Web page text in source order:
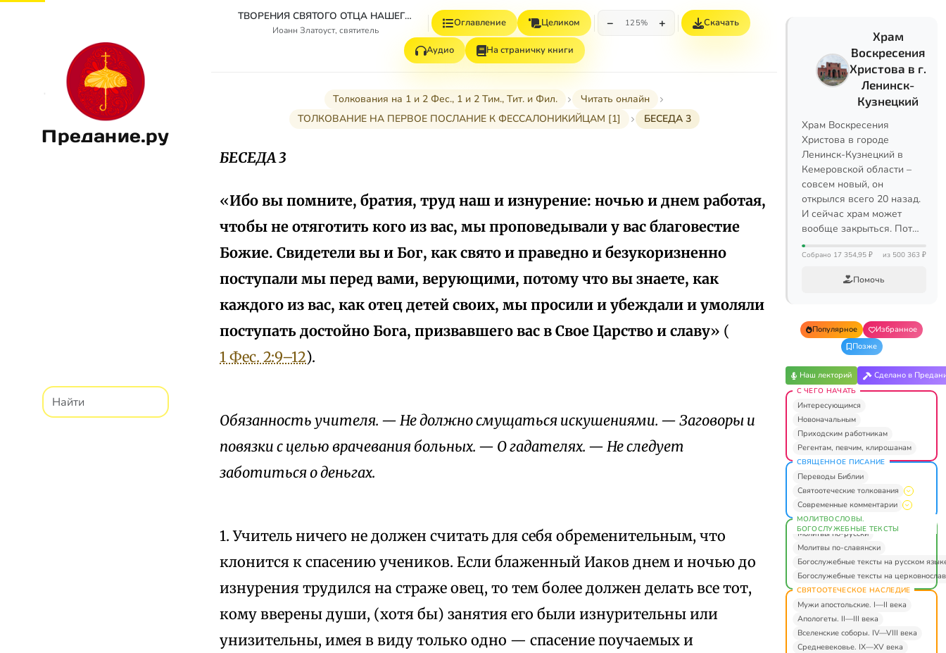
Предание.ру
ТВОРЕНИЯ СВЯТОГО ОТЦА НАШЕГО ИОАННА ЗЛАТОУСТА, АРХИЕПИСКОПА КОНСТАНТИНОПОЛЬСКОГО. ТОМ ОДИННАДЦАТЫЙ. КНИГА ВТОРАЯ. ТОЛКОВАНИЯ НА ПОСЛАНИЯ АПОСТОЛА ПАВЛА. ТВОРЕНИЯ, приписываемые св. Иоанну Златоусту, и в Патрологии Миня отнесенные к разряду Spuria.
Иоанн Златоуст, святитель
Оглавление Целиком − 125% + Скачать
Аудио На страничку книги
Толкования на 1 и 2 Фес., 1 и 2 Тим., Тит. и Фил.
Читать онлайн
ТОЛКОВАНИЕ НА ПЕРВОЕ ПОСЛАНИЕ К ФЕССАЛОНИКИЙЦАМ [1]
БЕСЕДА 3
БЕСЕДА 3
«Ибо вы помните, братия, труд наш и изнурение: ночью и днем работая,
чтобы не отяготить кого из вас, мы проповедывали у вас благовестие
Божие. Свидетели вы и Бог, как свято и праведно и безукоризненно
поступали мы перед вами, верующими, потому что вы знаете, как
каждого из вас, как отец детей своих, мы просили и убеждали и умоляли
поступать достойно Бога, призвавшего вас в Свое Царство и славу» (
1 Фес. 2:9–12).
Обязанность учителя. — Не должно смущаться искушениями. — Заговоры и
повязки с целью врачевания больных. — О гадателях. — Не следует
заботиться о деньгах.
1. Учитель ничего не должен считать для себя обременительным, что
клонится к спасению учеников. Если блаженный Иаков днем и ночью до
изнурения трудился на страже овец, то тем более должен делать все тот,
кому вверены души, (хотя бы) занятия его были изнурительны или
унизительны, имея в виду только одно — спасение поучаемых и
Храм
Воскресения
Христова в г.
Ленинск-
Кузнецкий
Храм Воскресения
Христова в городе
Ленинск-Кузнецкий в
Кемеровской области –
совсем новый, он
открылся всего 20 назад.
И сейчас храм может
вообще закрыться. Пот…
Собрано 17 354,95 ₽ из 500 363 ₽
Помочь
Популярное
Избранное
Позже
Наш лекторий Сделано в
С ЧЕГО НАЧАТЬ
Интересующимся
Новоначальным
Приходским работникам
Регентам, певчим, клирошанам
СВЯЩЕННОЕ ПИСАНИЕ
Переводы Библии
Святоотеческие толкования
Современные комментарии
МОЛИТВОСЛОВЫ.
БОГОСЛУЖЕБНЫЕ ТЕКСТЫ
Молитвы по-русски
Молитвы по-славянски
Богослужебные тексты на русском
Богослужебные тексты на
СВЯТООТЕЧЕСКОЕ НАСЛЕДИЕ
Мужи апостольские. I—II века
Апологеты. II—III века
Вселенские соборы. IV—VIII века
Средневековье. IX—XV века